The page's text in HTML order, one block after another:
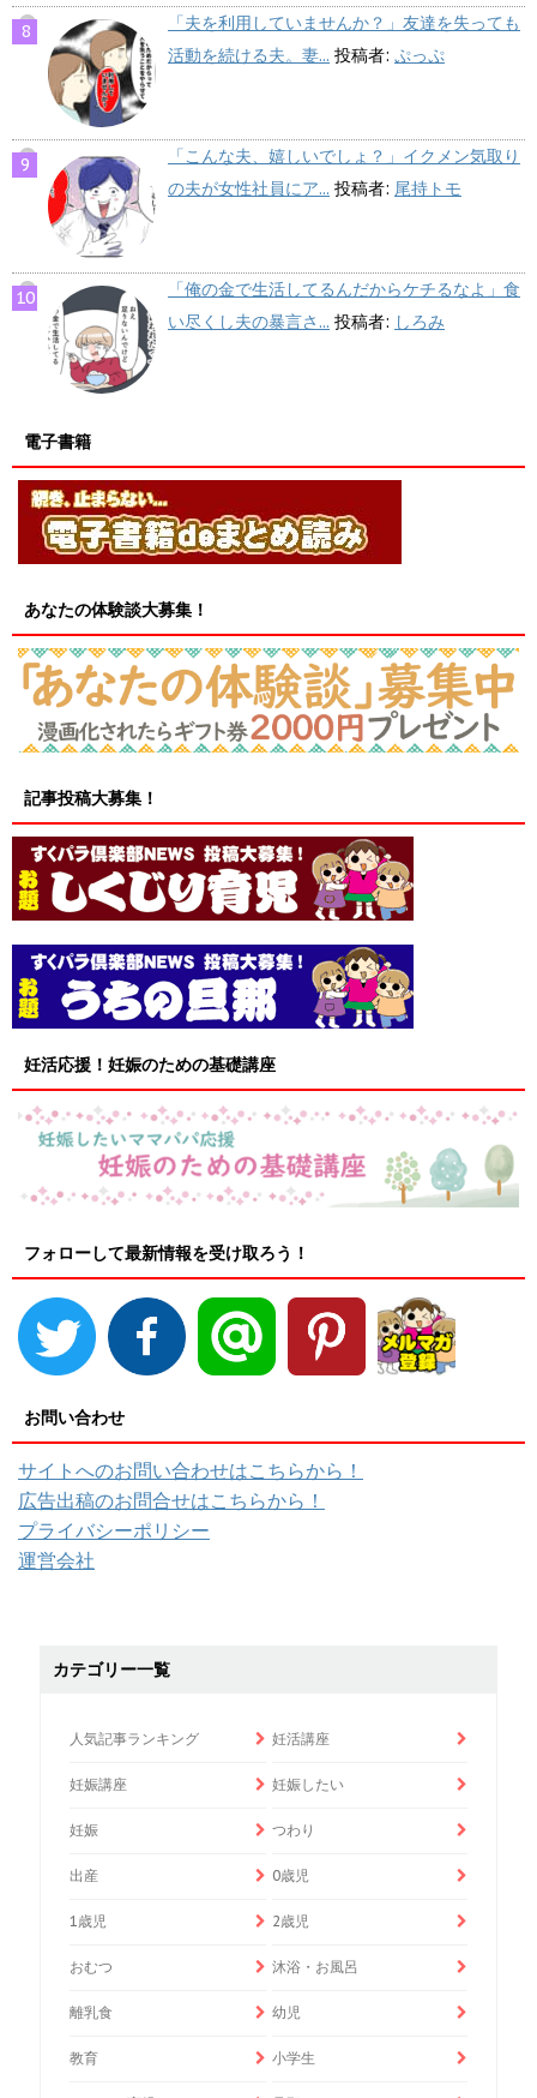
「夫を利用していませんか？」友達を失っても
活動を続ける夫。妻... 投稿者: ぷっぷ
「こんな夫、嬉しいでしょ？」イクメン気取り
の夫が女性社員にア... 投稿者: 尾持トモ
「俺の金で生活してるんだからケチるなよ」食
い尽くし夫の暴言さ... 投稿者: しろみ
電子書籍
あなたの体験談大募集！
記事投稿大募集！
妊活応援！妊娠のための基礎講座
フォローして最新情報を受け取ろう！
お問い合わせ
サイトへのお問い合わせはこちらから！
広告出稿のお問合せはこちらから！
プライバシーポリシー
運営会社
カテゴリー一覧
人気記事ランキング 妊活講座
妊娠講座 妊娠したい
妊娠 つわり
出産 0歳児
1歳児 2歳児
おむつ 沐浴・お風呂
離乳食 幼児
教育 小学生